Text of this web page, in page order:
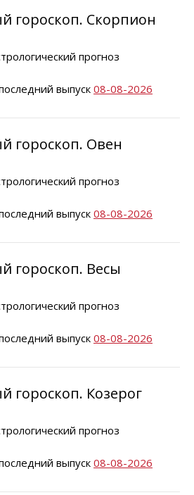
гороскоп. Скорпион
прогноз
выпуск 08-08-2026
гороскоп. Овен
прогноз
выпуск 08-08-2026
гороскоп. Весы
прогноз
выпуск 08-08-2026
гороскоп. Козерог
прогноз
выпуск 08-08-2026